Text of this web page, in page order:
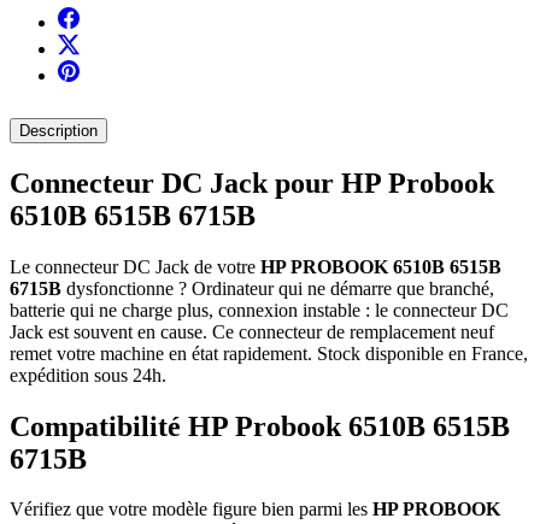
Description
Connecteur DC Jack pour HP Probook
6510B 6515B 6715B
Le connecteur DC Jack de votre HP PROBOOK 6510B 6515B
6715B dysfonctionne ? Ordinateur qui ne démarre que branché,
batterie qui ne charge plus, connexion instable : le connecteur DC
Jack est souvent en cause. Ce connecteur de remplacement neuf
remet votre machine en état rapidement. Stock disponible en France,
expédition sous 24h.
Compatibilité HP Probook 6510B 6515B
6715B
Vérifiez que votre modèle figure bien parmi les HP PROBOOK